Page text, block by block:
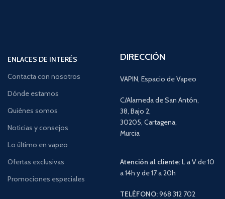
ENLACES DE INTERÉS
Contacta con nosotros
Dónde estamos
Quiénes somos
Noticias y consejos
Lo último en vapeo
Ofertas exclusivas
Promociones especiales
DIRECCIÓN
VAPIN, Espacio de Vapeo
C/Alameda de San Antón,
38, Bajo 2,
30205, Cartagena,
Murcia
Atención al cliente:L a V de 10
a 14h y de 17 a 20h
TELÉFONO:968 312 702